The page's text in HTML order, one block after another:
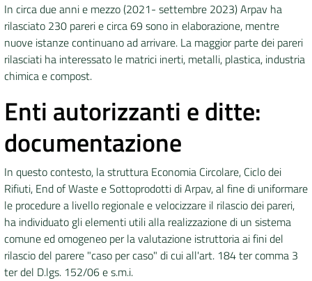
In circa due anni e mezzo (2021- settembre 2023) Arpav ha
rilasciato 230 pareri e circa 69 sono in elaborazione, mentre
nuove istanze continuano ad arrivare. La maggior parte dei pareri
rilasciati ha interessato le matrici inerti, metalli, plastica, industria
chimica e compost.
Enti autorizzanti e ditte:
documentazione
In questo contesto, la struttura Economia Circolare, Ciclo dei
Rifiuti, End of Waste e Sottoprodotti di Arpav, al fine di uniformare
le procedure a livello regionale e velocizzare il rilascio dei pareri,
ha individuato gli elementi utili alla realizzazione di un sistema
comune ed omogeneo per la valutazione istruttoria ai fini del
rilascio del parere "caso per caso" di cui all'art. 184 ter comma 3
ter del D.lgs. 152/06 e s.m.i.